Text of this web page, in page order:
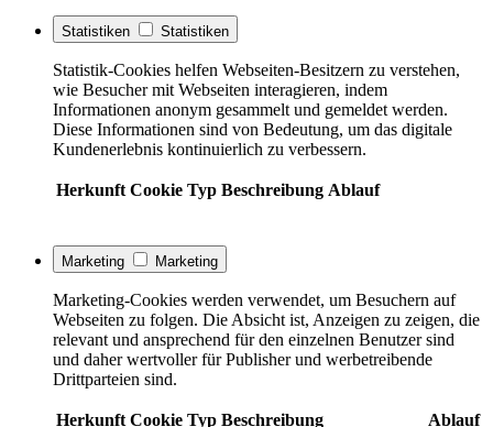
Statistiken Statistiken
Statistik-Cookies helfen Webseiten-Besitzern zu verstehen,
wie Besucher mit Webseiten interagieren, indem
Informationen anonym gesammelt und gemeldet werden.
Diese Informationen sind von Bedeutung, um das digitale
Kundenerlebnis kontinuierlich zu verbessern.
Herkunft Cookie Typ Beschreibung Ablauf
Marketing Marketing
Marketing-Cookies werden verwendet, um Besuchern auf
Webseiten zu folgen. Die Absicht ist, Anzeigen zu zeigen, die
relevant und ansprechend für den einzelnen Benutzer sind
und daher wertvoller für Publisher und werbetreibende
Drittparteien sind.
Herkunft Cookie Typ Beschreibung Ablauf